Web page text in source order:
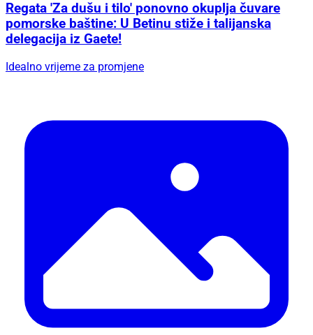
Regata 'Za dušu i tilo' ponovno okuplja čuvare
pomorske baštine: U Betinu stiže i talijanska
delegacija iz Gaete!
Idealno vrijeme za promjene